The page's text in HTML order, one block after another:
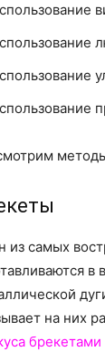
из самых
на них
брекетами